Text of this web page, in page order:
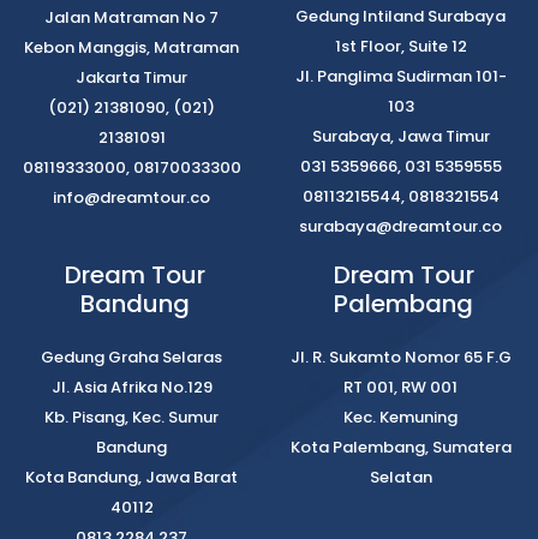
Jalan Matraman No 7
Kebon Manggis, Matraman
Jakarta Timur
(021) 21381090, (021)
21381091
08119333000, 08170033300
info@dreamtour.co
Gedung Intiland Surabaya
1st Floor, Suite 12
Jl. Panglima Sudirman 101-
103
Surabaya, Jawa Timur
031 5359666, 031 5359555
08113215544, 0818321554
surabaya@dreamtour.co
Dream Tour
Bandung
Gedung Graha Selaras
Jl. Asia Afrika No.129
Kb. Pisang, Kec. Sumur
Bandung
Kota Bandung, Jawa Barat
40112
Dream Tour
Palembang
Jl. R. Sukamto Nomor 65 F.G
RT 001, RW 001
Kec. Kemuning
Kota Palembang, Sumatera
Selatan